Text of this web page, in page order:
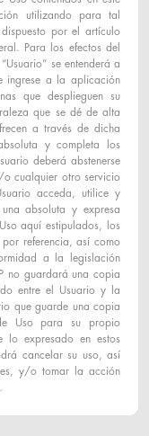
utilizando para tal
por el artículo
Para los efectos del
se entenderá a
ingrese a la aplicación
que desplieguen su
que se dé de alta
a través de dicha
y completa los
deberá abstenerse
cualquier otro servicio
acceda, utilice y
absoluta y expresa
aquí estipulados, los
por referencia, así como
a la legislación
no guardará una copia
entre el Usuario y la
que guarde una copia
Uso para su propio
lo expresado en estos
cancelar su uso, así
y/o tomar la acción